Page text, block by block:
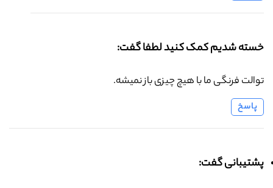
خسته شدیم کمک کنید لطفا گفت:
توالت فرنگی ما با هیچ چیزی باز نمیشه.
پاسخ
پشتیبانی گفت: